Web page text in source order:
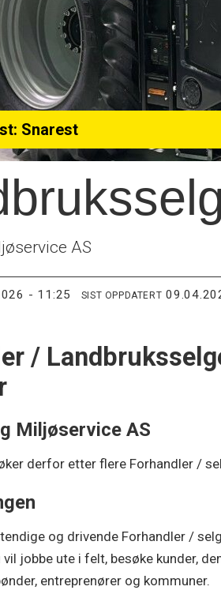
Snarest
AS
- 11:25 SIST OPPDATERT
/
Miljøservice AS
derfor etter flere Forhandler /
og drivende Forhandler /
jobbe ute i felt, besøke kunder,
entreprenører og kommuner.